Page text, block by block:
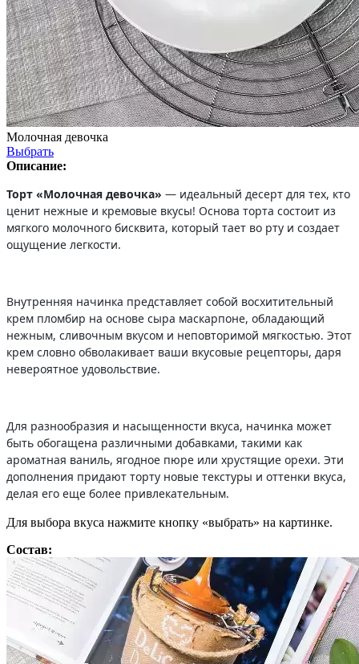
Молочная девочка
Выбрать
Описание:
Торт «Молочная девочка» — идеальный десерт для тех, кто
ценит нежные и кремовые вкусы! Основа торта состоит из
мягкого молочного бисквита, который тает во рту и создает
ощущение легкости.
Внутренняя начинка представляет собой восхитительный
крем пломбир на основе сыра маскарпоне, обладающий
нежным, сливочным вкусом и неповторимой мягкостью. Этот
крем словно обволакивает ваши вкусовые рецепторы, даря
невероятное удовольствие.
Для разнообразия и насыщенности вкуса, начинка может
быть обогащена различными добавками, такими как
ароматная ваниль, ягодное пюре или хрустящие орехи. Эти
дополнения придают торту новые текстуры и оттенки вкуса,
делая его еще более привлекательным.
Для выбора вкуса нажмите кнопку «выбрать» на картинке.
Состав: